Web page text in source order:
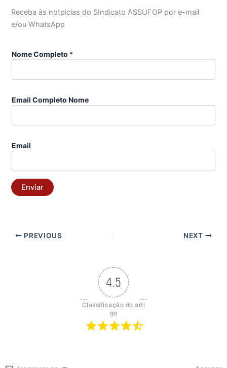
Receba às notpicias do SIndicato ASSUFOP por e-mail
e/ou WhatsApp
Nome Completo *
Email Completo Nome
Email
Enviar
PREVIOUS NEXT
4.5
Classificação do arti
go